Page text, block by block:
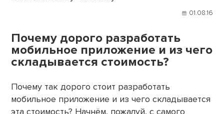
01.08.16
Почему дорого разработать
мобильное приложение и из чего
складывается стоимость?
Почему так дорого стоит разработать
мобильное приложение и из чего складывается
эта стоимость? Начнём, пожалуй, с самого